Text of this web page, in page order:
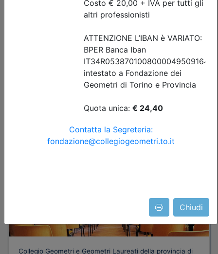
Chiudi
visita guidata
Posti disponibili:
Dettagli evento
Collegio Geometri e Geometri Laureati della provincia di